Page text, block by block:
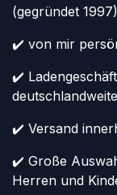
(gegründet 1997)
✔️ von mir
✔️
✔️ Versand
✔️ Große
Herren und